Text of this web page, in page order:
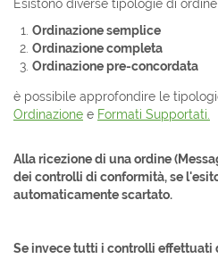
Esistono diverse tipologie di
Ordinazione semplice
Ordinazione completa
Ordinazione pre-concordata
è possibile approfondire le
Ordinazione e Formati Supportati.
Alla ricezione di una ordine
dei controlli di conformità, se
automaticamente scartato.
Se invece tutti i controlli effettuati